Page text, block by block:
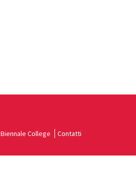
Biennale College Contatti